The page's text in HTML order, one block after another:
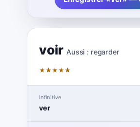
voir Aussi : regarder
★★★★★
Infinitive
ver